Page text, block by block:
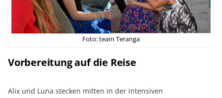
Foto: team Teranga
Vorbereitung auf die Reise
Alix und Luna stecken mitten in der intensiven